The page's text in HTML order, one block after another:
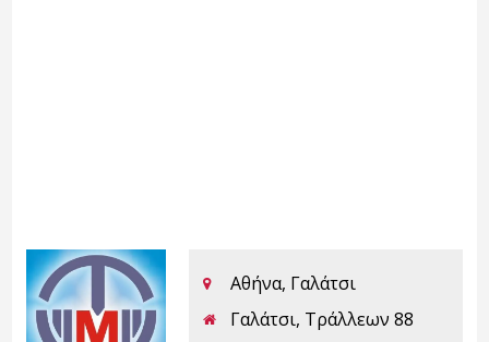
Αθήνα, Γαλάτσι
Γαλάτσι, Τράλλεων 88